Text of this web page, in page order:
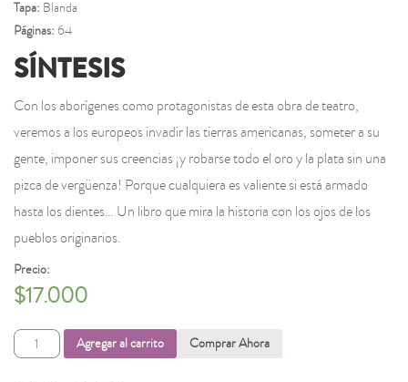
Tapa: Blanda
Páginas: 64
SÍNTESIS
Con los aborígenes como protagonistas de esta obra de teatro,
veremos a los europeos invadir las tierras americanas, someter a su
gente, imponer sus creencias ¡y robarse todo el oro y la plata sin una
pizca de vergüenza! Porque cualquiera es valiente si está armado
hasta los dientes… Un libro que mira la historia con los ojos de los
pueblos originarios.
Precio:
$17.000
En
los
Agregar al carrito Comprar Ahora